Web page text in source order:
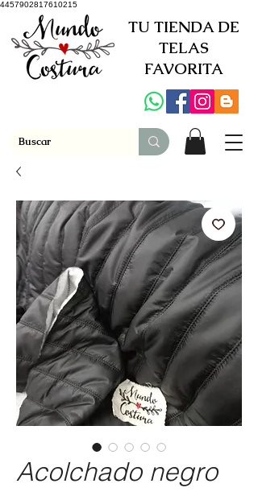
4457902817610215
TU TIENDA DE
TELAS
FAVORITA
Acolchado negro